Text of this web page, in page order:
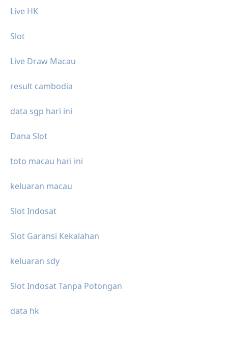
Live HK
Slot
Live Draw Macau
result cambodia
data sgp hari ini
Dana Slot
toto macau hari ini
keluaran macau
Slot Indosat
Slot Garansi Kekalahan
keluaran sdy
Slot Indosat Tanpa Potongan
data hk